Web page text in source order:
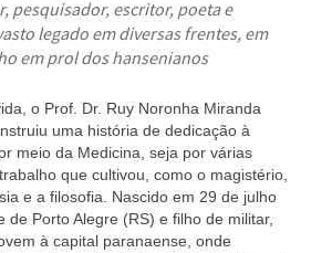
pesquisador, escritor, poeta e
legado em diversas frentes, em
em prol dos hansenianos
o Prof. Dr. Ruy Noronha Miranda
uma história de dedicação à
meio da Medicina, seja por várias
que cultivou, como o magistério,
e a filosofia. Nascido em 29 de julho
de Porto Alegre (RS) e filho de militar,
à capital paranaense, onde